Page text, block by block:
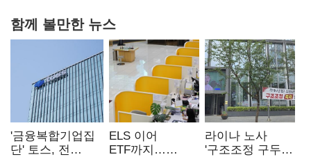
함께 볼만한 뉴스
'금융복합기업집
단' 토스, 전
ELS 이어
ETF까지…
라이나 노사
'구조조정 구두